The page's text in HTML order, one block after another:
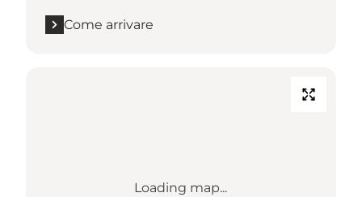
Come arrivare
Loading map...